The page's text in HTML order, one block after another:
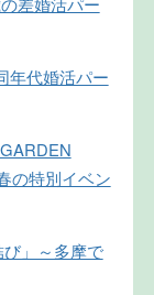
年代婚活パー
の特別イベン
」～多摩で